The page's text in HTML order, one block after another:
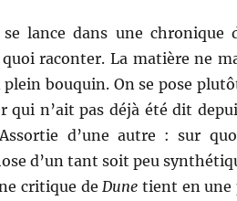
lance dans une chronique
raconter. La matière ne
bouquin. On se pose
qui n’ait pas déjà été dit
d’une autre : sur
d’un tant soit peu
critique de Dune tient en une